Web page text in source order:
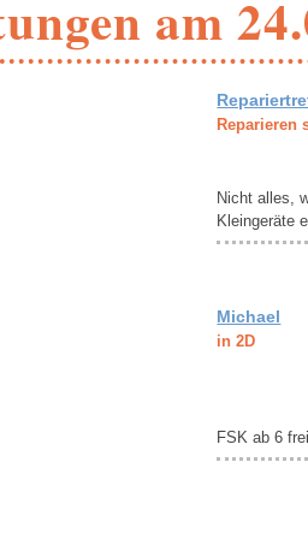
am
Reparieren
Nicht alles,
Kleingeräte
Michael
in 2D
FSK ab 6